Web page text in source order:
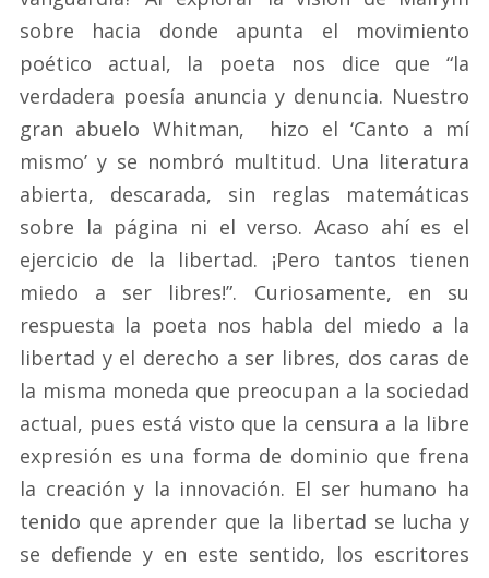
sobre hacia donde apunta el movimiento
poético actual, la poeta nos dice que “la
verdadera poesía anuncia y denuncia. Nuestro
gran abuelo Whitman, hizo el ‘Canto a mí
mismo’ y se nombró multitud. Una literatura
abierta, descarada, sin reglas matemáticas
sobre la página ni el verso. Acaso ahí es el
ejercicio de la libertad. ¡Pero tantos tienen
miedo a ser libres!”. Curiosamente, en su
respuesta la poeta nos habla del miedo a la
libertad y el derecho a ser libres, dos caras de
la misma moneda que preocupan a la sociedad
actual, pues está visto que la censura a la libre
expresión es una forma de dominio que frena
la creación y la innovación. El ser humano ha
tenido que aprender que la libertad se lucha y
se defiende y en este sentido, los escritores